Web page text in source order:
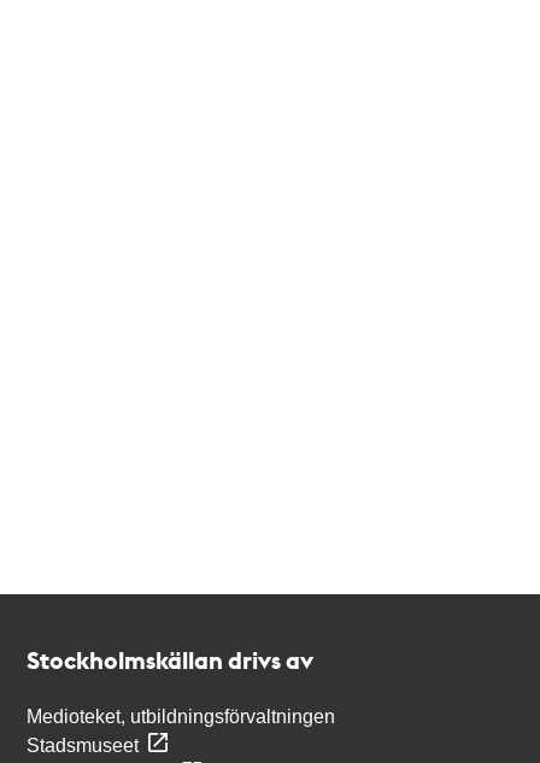
Stockholmskällan drivs av
Medioteket, utbildningsförvaltningen
Stadsmuseet